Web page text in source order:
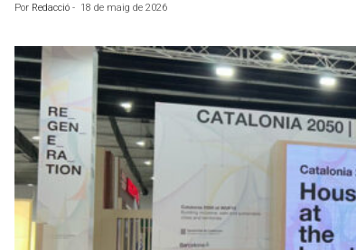
Por Redacció - 18 de maig de 2026